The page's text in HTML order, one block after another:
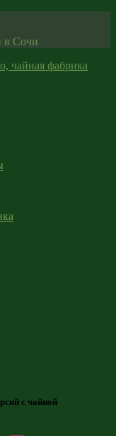
в Сочи
чайная фабрика
с чайной